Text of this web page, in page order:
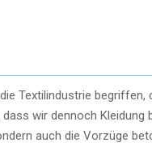
die Textilindustrie begriffen,
wir dennoch Kleidung
auch die Vorzüge